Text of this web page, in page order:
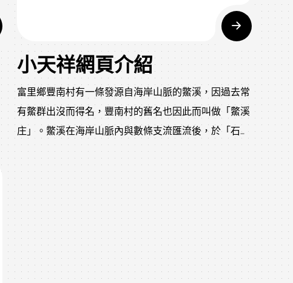
小天祥網頁介紹
富里鄉豐南村有一條發源自海岸山脈的鱉溪，因過去常
有鱉群出沒而得名，豐南村的舊名也因此而叫做「鱉溪
庄」。鱉溪在海岸山脈內與數條支流匯流後，於「石
門」一地向西切穿都巒山層火山脊，流入花東縱谷的泥
岩層地區，然後在富里市街附近匯入秀姑巒溪。 可別
小看這條小小的鱉溪，它在穿出堅硬的都巒山層火山脊
時，形成一處長僅500公尺左右的深邃峽谷，走在沿峽
谷修建的富東公路上，只見道路愈來愈狹窄，一側是陡
峭的岩壁，另一側則是深幽的溪谷，還有一條穿鑿岩石
而過的小山洞。由於這峽谷景觀乍看之下有如太魯閣峽